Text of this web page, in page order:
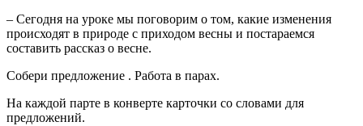
– Сегодня на уроке мы поговорим о том, какие изменения
происходят в природе с приходом весны и постараемся
составить рассказ о весне.
Собери предложение . Работа в парах.
На каждой парте в конверте карточки со словами для
предложений.